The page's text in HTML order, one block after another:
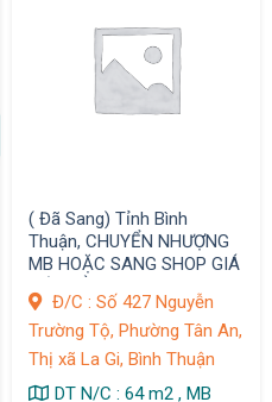
( Đã Sang) Tỉnh Bình
Thuận, CHUYỂN NHƯỢNG
MB HOẶC SANG SHOP GIÁ
Đ/C : Số 427 Nguyễn
Trường Tộ, Phường Tân An,
Thị xã La Gi, Bình Thuận
DT N/C : 64 m2 , MB